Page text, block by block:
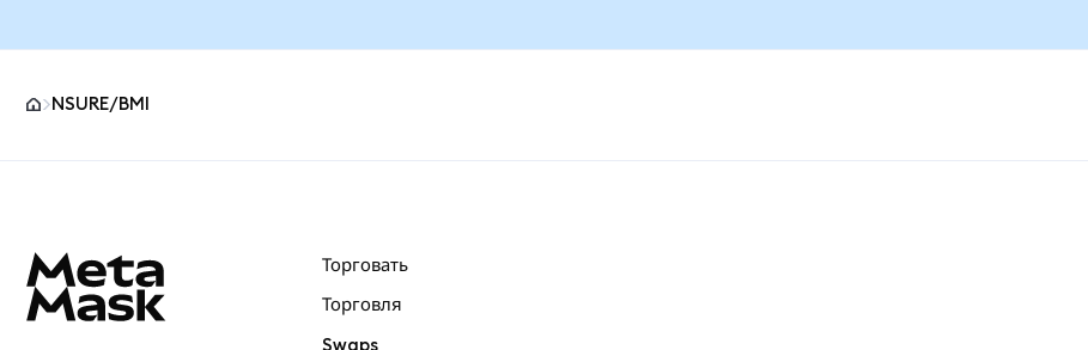
NSURE/BMI
Торговать
Торговля
Swaps